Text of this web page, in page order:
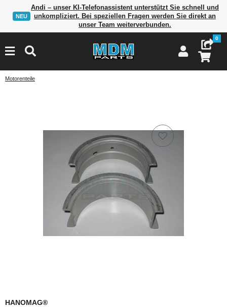
NEU
Andi – unser KI-Telefonassistent unterstützt Sie schnell und
unkompliziert. Bei speziellen Fragen werden Sie direkt an
unser Team weiterverbunden.
0
Motorenteile
HANOMAG®